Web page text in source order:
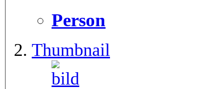
Person
Thumbnail